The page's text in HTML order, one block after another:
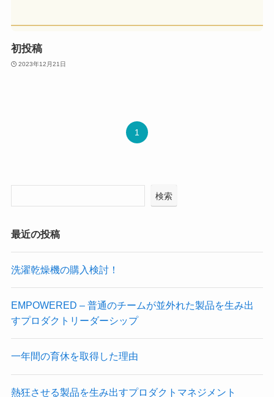
初投稿
2023年12月21日
1
検索
最近の投稿
洗濯乾燥機の購入検討！
EMPOWERED – 普通のチームが並外れた製品を生み出
すプロダクトリーダーシップ
一年間の育休を取得した理由
熱狂させる製品を生み出すプロダクトマネジメント